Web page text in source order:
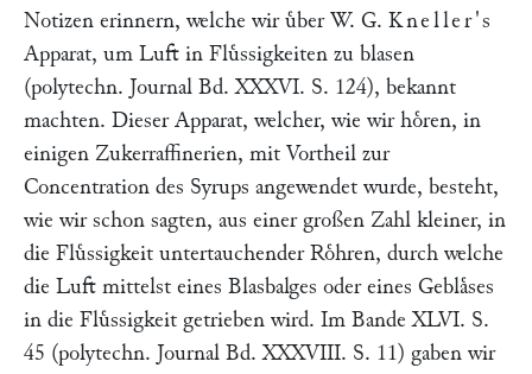
Notizen erinnern, welche wir uͤber W. G. Kneller's
Apparat, um Luft in Fluͤssigkeiten zu blasen
(polytechn. Journal Bd. XXXVI. S. 124), bekannt
machten. Dieser Apparat, welcher, wie wir hoͤren, in
einigen Zukerraffinerien, mit Vortheil zur
Concentration des Syrups angewendet wurde, besteht,
wie wir schon sagten, aus einer großen Zahl kleiner, in
die Fluͤssigkeit untertauchender Roͤhren, durch welche
die Luft mittelst eines Blasbalges oder eines Geblaͤses
in die Fluͤssigkeit getrieben wird. Im Bande XLVI. S.
45 (polytechn. Journal Bd. XXXVIII. S. 11) gaben wir